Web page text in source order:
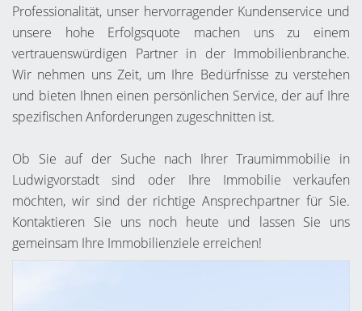
Professionalität, unser hervorragender Kundenservice und
unsere hohe Erfolgsquote machen uns zu einem
vertrauenswürdigen Partner in der Immobilienbranche.
Wir nehmen uns Zeit, um Ihre Bedürfnisse zu verstehen
und bieten Ihnen einen persönlichen Service, der auf Ihre
spezifischen Anforderungen zugeschnitten ist.
Ob Sie auf der Suche nach Ihrer Traumimmobilie in
Ludwigvorstadt sind oder Ihre Immobilie verkaufen
möchten, wir sind der richtige Ansprechpartner für Sie.
Kontaktieren Sie uns noch heute und lassen Sie uns
gemeinsam Ihre Immobilienziele erreichen!